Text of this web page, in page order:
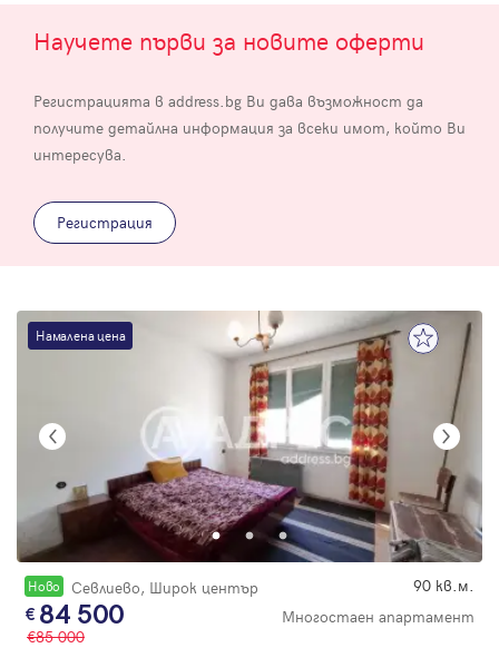
Научете първи за новите оферти
Регистрацията в address.bg Ви дава възможност да
получите детайлна информация за всеки имот, който Ви
интересува.
Регистрация
Намалена цена
Новo Севлиево, Широк център 90 кв.м.
84 500
Многостаен апартамент
85 000